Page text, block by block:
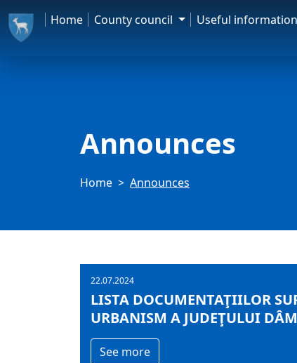
Home County council Useful information
Announces
Home Announces
22.07.2024
LISTA DOCUMENTAŢIILOR
URBANISM A JUDEŢULUI
See more